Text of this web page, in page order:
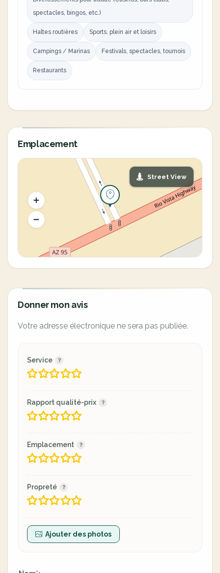
spectacles, bingos, etc.)
Haltes routières Sports, plein air et loisirs
Campings / Marinas Festivals, spectacles, tournois
Restaurants
Emplacement
Street View
Donner mon avis
Votre adresse électronique ne sera pas publiée.
Service
Rapport qualité-prix
Emplacement
Propreté
Ajouter des photos